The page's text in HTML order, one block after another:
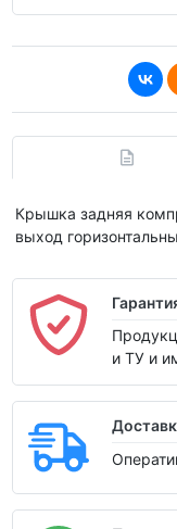
Крышка задняя
выход
и ТУ и